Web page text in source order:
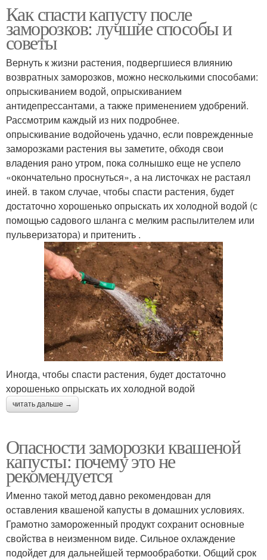
Как спасти капусту после
заморозков: лучшие способы и
советы
Вернуть к жизни растения, подвергшиеся влиянию
возвратных заморозков, можно несколькими способами:
опрыскиванием водой, опрыскиванием
антидепрессантами, а также применением удобрений.
Рассмотрим каждый из них подробнее.
опрыскивание водойочень удачно, если поврежденные
заморозками растения вы заметите, обходя свои
владения рано утром, пока солнышко еще не успело
«окончательно проснуться», а на листочках не растаял
иней. в таком случае, чтобы спасти растения, будет
достаточно хорошенько опрыскать их холодной водой (с
помощью садового шланга с мелким распылителем или
пульверизатора) и притенить .
Иногда, чтобы спасти растения, будет достаточно
хорошенько опрыскать их холодной водой
читать дальше →
Опасности заморозки квашеной
капусты: почему это не
рекомендуется
Именно такой метод давно рекомендован для
оставления квашеной капусты в домашних условиях.
Грамотно замороженный продукт сохранит основные
свойства в неизменном виде. Сильное охлаждение
подойдет для дальнейшей термообработки. Общий срок